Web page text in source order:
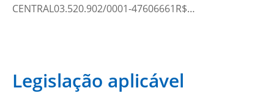
CENTRAL03.520.902/0001-47606661R$…
Legislação aplicável